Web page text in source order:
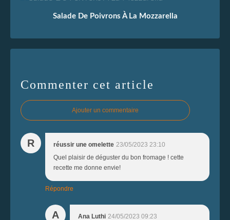
Salade De Poivrons À La Mozzarella
Commenter cet article
Ajouter un commentaire
R réussir une omelette 23/05/2023 23:10
Quel plaisir de déguster du bon fromage ! cette
recette me donne envie!
Répondre
A Ana Luthi 24/05/2023 09:23